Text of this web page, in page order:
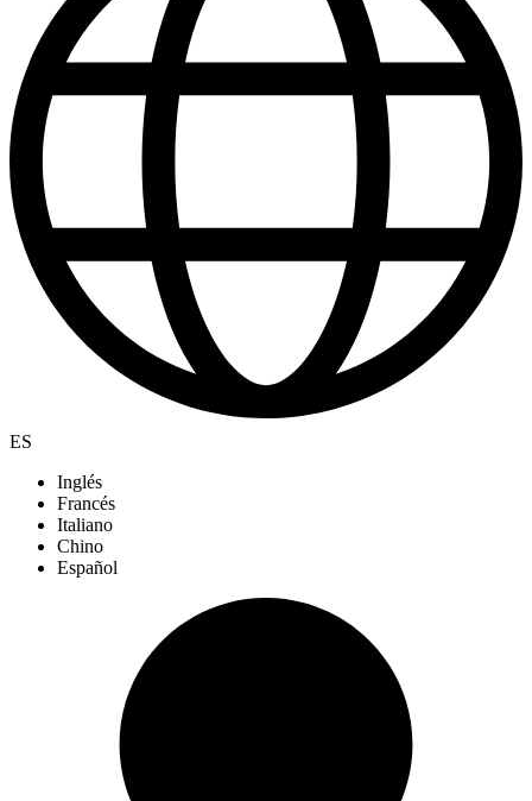
ES
Inglés
Francés
Italiano
Chino
Español